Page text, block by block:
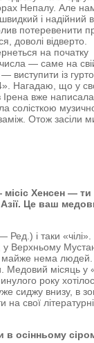
Непалу. Але
і надійний
потеревенити
доволі відверто.
на початку
— саме на
виступити із
Нагадаю, що у
Ірена вже написала
солісткою
Отож засіли
Хенсен — ти
Це ваш
і таки «чілі».
у Верхньому
майже нема людей.
Медовий місяць у
року
сиджу внизу, в
свої літературні
в осінньому